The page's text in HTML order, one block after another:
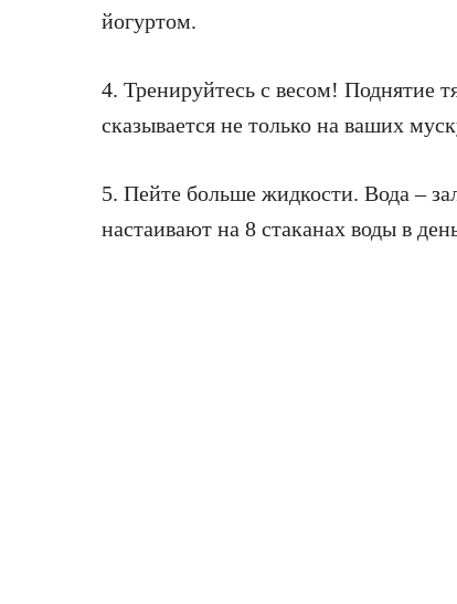
йогуртом.
4. Тренируйтесь с весом! Поднятие
сказывается не только на ваших
5. Пейте больше жидкости. Вода –
настаивают на 8 стаканах воды в